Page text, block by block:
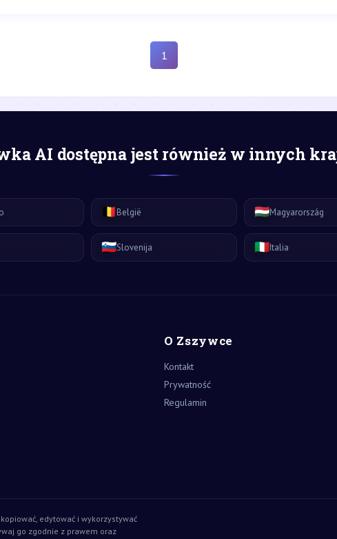
1
AI dostępna jest również w innych
🇧🇪België 🇭🇺Magyarország
🇸🇮Slovenija 🇮🇹Italia
O Zszywce
Kontakt
Prywatność
Regulamin
edytować i wykorzystywać
go zgodnie z prawem oraz